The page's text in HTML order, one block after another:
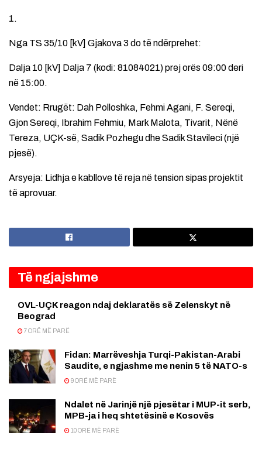
1.
Nga TS 35/10 [kV] Gjakova 3 do të ndërprehet:
Dalja 10 [kV] Dalja 7 (kodi: 81084021) prej orës 09:00 deri
në 15:00.
Vendet: Rrugët: Dah Polloshka, Fehmi Agani, F. Sereqi,
Gjon Sereqi, Ibrahim Fehmiu, Mark Malota, Tivarit, Nënë
Tereza, UÇK-së, Sadik Pozhegu dhe Sadik Stavileci (një
pjesë).
Arsyeja: Lidhja e kabllove të reja në tension sipas projektit
të aprovuar.
Të ngjajshme
OVL-UÇK reagon ndaj deklaratës së Zelenskyt në
Beograd
7 ORË MË PARË
Fidan: Marrëveshja Turqi-Pakistan-Arabi
Saudite, e ngjashme me nenin 5 të NATO-s
9 ORË MË PARË
Ndalet në Jarinjë një pjesëtar i MUP-it serb,
MPB-ja i heq shtetësinë e Kosovës
10 ORË MË PARË